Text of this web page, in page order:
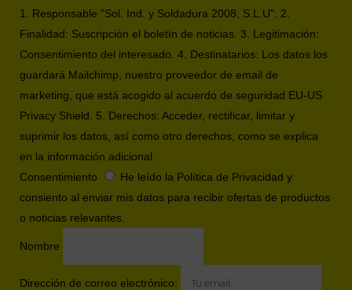
1. Responsable "Sol. Ind. y Soldadura 2008, S.L.U". 2.
Finalidad: Suscripción el boletín de noticias. 3. Legitimación:
Consentimiento del interesado. 4. Destinatarios: Los datos los
guardará Mailchimp, nuestro proveedor de email de
marketing, que está acogido al acuerdo de seguridad EU-US
Privacy Shield. 5. Derechos: Acceder, rectificar, limitar y
suprimir los datos, así como otro derechos, como se explica
en la información adicional.
Consentimiento
He leído la Política de Privacidad y
consiento al enviar mis datos para recibir ofertas de productos
o noticias relevantes.
Nombre
Dirección de correo electrónico: